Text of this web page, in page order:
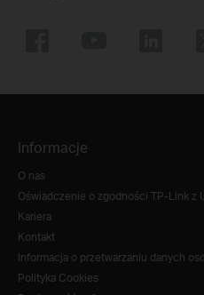
Informacje
O nas
Oświadczenie o zgodności TP-Link z
Kariera
Kontakt
Informacja o przetwarzaniu danych
Polityka Cookies